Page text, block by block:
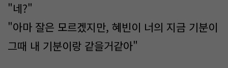
"네?"
"아마 잘은 모르겠지만, 혜빈이 너의 지금 기분이
그때 내 기분이랑 같을거같아"